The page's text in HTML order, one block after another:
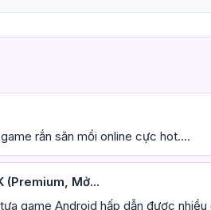
rắn săn mồi online cực hot....
(Premium, Mở...
game Android hấp dẫn được nhiều